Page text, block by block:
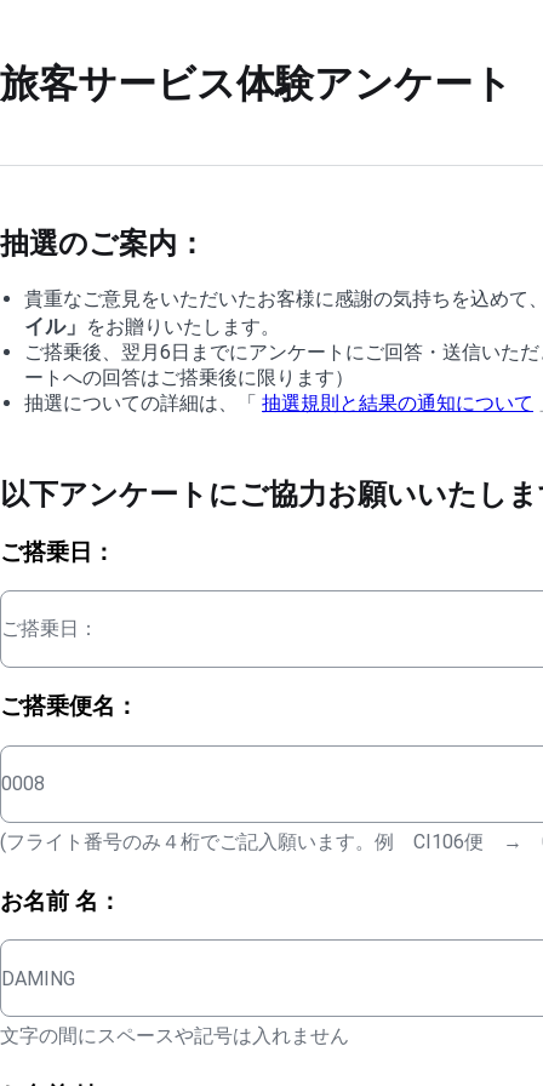
旅客サービス体験アンケート
抽選のご案内：
貴重なご意見をいただいたお客様に感謝の気持ちを込めて
イル」 をお贈りいたします。
ご搭乗後、翌月6日までにアンケートにご回答・送信いた
ートへの回答はご搭乗後に限ります）
抽選についての詳細は、「 抽選規則と結果の通知について
以下アンケートにご協力お願いいたし
ご搭乗日：
ご搭乗日：
ご搭乗便名：
0008
(フライト番号のみ４桁でご記入願います。例 CI106便 →
お名前 名：
DAMING
文字の間にスペースや記号は入れません